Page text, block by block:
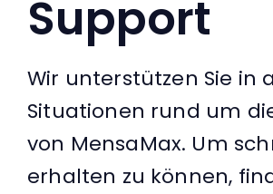
Lösungen
Erfahrungsberichte
Support
Support
Wir unterstützen Sie in
Situationen rund um
von MensaMax. Um
erhalten zu können,